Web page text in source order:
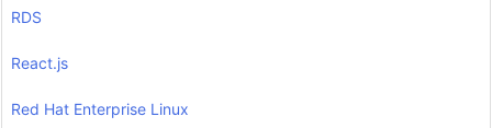
RDS
React.js
Red Hat Enterprise Linux